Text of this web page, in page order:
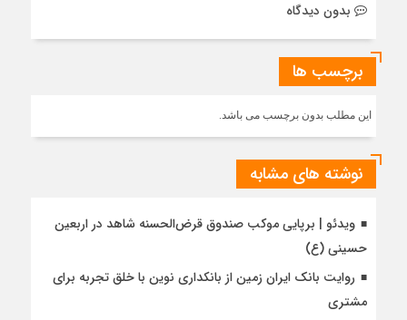
بدون دیدگاه
برچسب ها
این مطلب بدون برچسب می باشد.
نوشته های مشابه
ویدئو | برپایی موکب صندوق قرض‌الحسنه شاهد در اربعین
حسینی (ع)
روایت بانک ایران زمین از بانکداری نوین با خلق تجربه برای
مشتری